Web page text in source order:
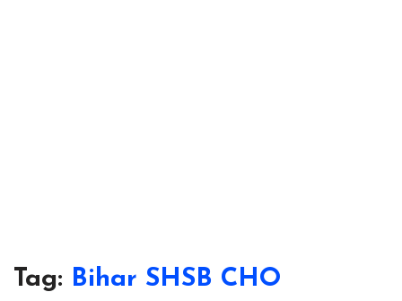
Tag: Bihar SHSB CHO